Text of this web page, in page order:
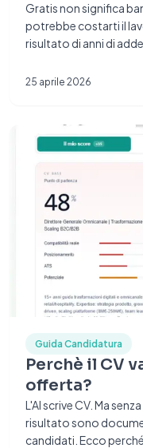
Gratis non significa
potrebbe costarti il
risultato di anni di
25 aprile 2026
Guida Candidatura
Perchè il CV
offerta?
L'AI scrive CV. Ma
risultato sono
candidati. Ecco